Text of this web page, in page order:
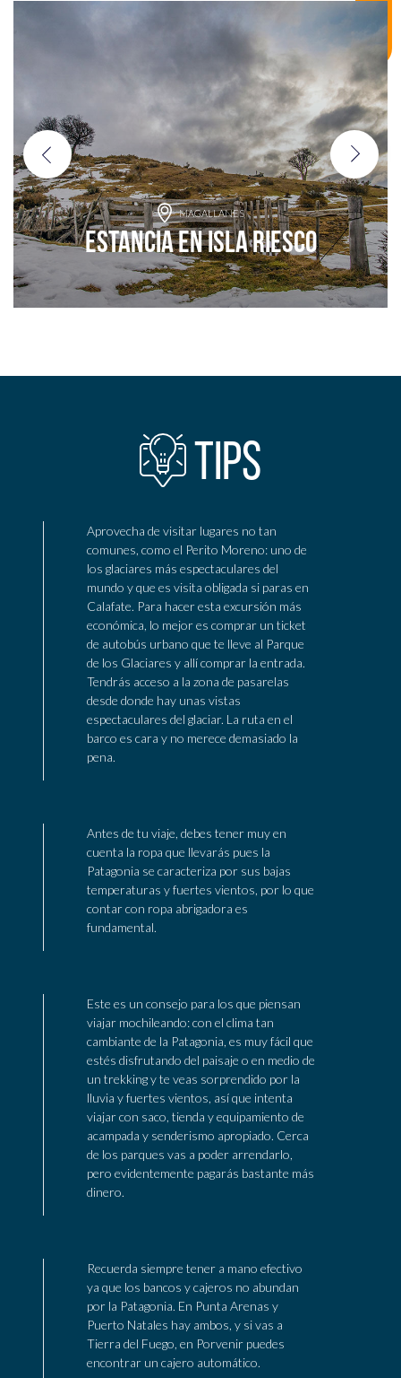
MAGALLANES
Estancia en Isla Riesco
TIPS
Aprovecha de visitar lugares no tan
comunes, como el Perito Moreno: uno de
los glaciares más espectaculares del
mundo y que es visita obligada si paras en
Calafate. Para hacer esta excursión más
económica, lo mejor es comprar un ticket
de autobús urbano que te lleve al Parque
de los Glaciares y allí comprar la entrada.
Tendrás acceso a la zona de pasarelas
desde donde hay unas vistas
espectaculares del glaciar. La ruta en el
barco es cara y no merece demasiado la
pena.
Antes de tu viaje, debes tener muy en
cuenta la ropa que llevarás pues la
Patagonia se caracteriza por sus bajas
temperaturas y fuertes vientos, por lo que
contar con ropa abrigadora es
fundamental.
Este es un consejo para los que piensan
viajar mochileando: con el clima tan
cambiante de la Patagonia, es muy fácil que
estés disfrutando del paisaje o en medio de
un trekking y te veas sorprendido por la
lluvia y fuertes vientos, así que intenta
viajar con saco, tienda y equipamiento de
acampada y senderismo apropiado. Cerca
de los parques vas a poder arrendarlo,
pero evidentemente pagarás bastante más
dinero.
Recuerda siempre tener a mano efectivo
ya que los bancos y cajeros no abundan
por la Patagonia. En Punta Arenas y
Puerto Natales hay ambos, y si vas a
Tierra del Fuego, en Porvenir puedes
encontrar un cajero automático.